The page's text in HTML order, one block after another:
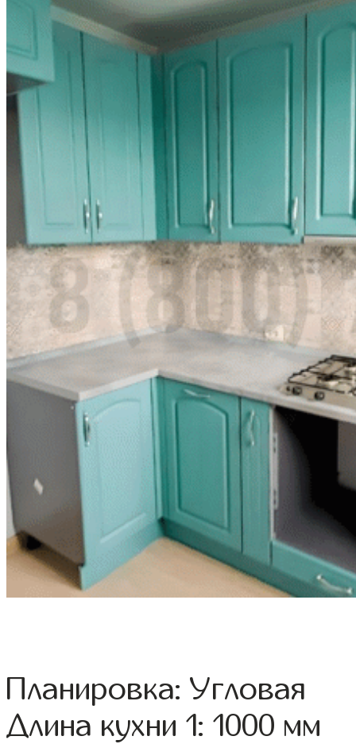
Планировка: Угловая
Длина кухни 1: 1000 мм